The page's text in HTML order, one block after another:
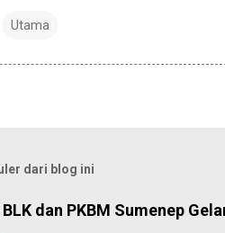
Utama
dari blog ini
dan PKBM Sumenep